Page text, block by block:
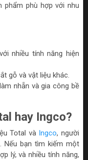
phẩm phù hợp với nhu
nhiều tính năng hiện
gỗ và vật liệu khác.
nhẵn và gia công bề
hay Ingco?
Total và Ingco, người
Nếu bạn tìm kiếm một
lý, và nhiều tính năng,